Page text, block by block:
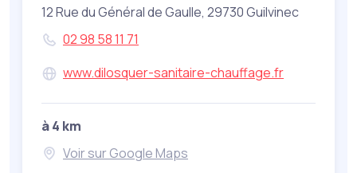
12 Rue du Général de Gaulle, 29730 Guilvinec
02 98 58 11 71
www.dilosquer-sanitaire-chauffage.fr
à 4 km
Voir sur Google Maps